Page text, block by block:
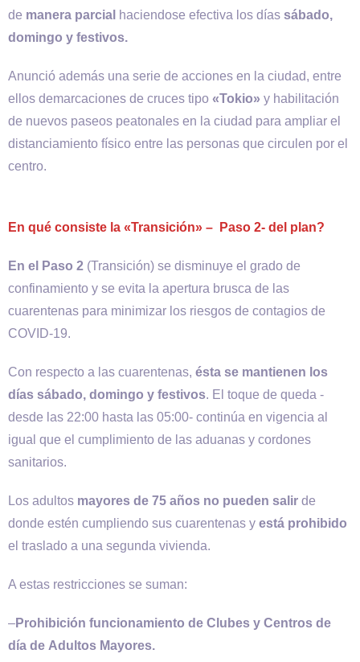
de manera parcial haciendose efectiva los días sábado,
domingo y festivos.
Anunció además una serie de acciones en la ciudad, entre
ellos demarcaciones de cruces tipo «Tokio» y habilitación
de nuevos paseos peatonales en la ciudad para ampliar el
distanciamiento físico entre las personas que circulen por el
centro.
En qué consiste la «Transición» – Paso 2- del plan?
En el Paso 2 (Transición) se disminuye el grado de
confinamiento y se evita la apertura brusca de las
cuarentenas para minimizar los riesgos de contagios de
COVID-19.
Con respecto a las cuarentenas, ésta se mantienen los
días sábado, domingo y festivos. El toque de queda -
desde las 22:00 hasta las 05:00- continúa en vigencia al
igual que el cumplimiento de las aduanas y cordones
sanitarios.
Los adultos mayores de 75 años no pueden salir de
donde estén cumpliendo sus cuarentenas y está prohibido
el traslado a una segunda vivienda.
A estas restricciones se suman:
–Prohibición funcionamiento de Clubes y Centros de
día de Adultos Mayores.